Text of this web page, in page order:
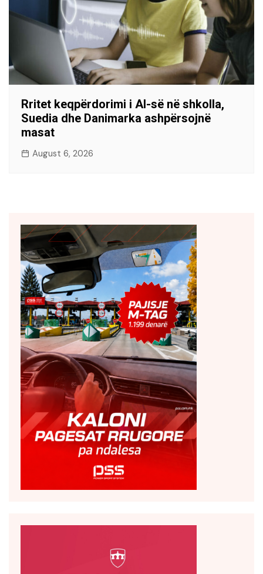
Rritet keqpërdorimi i AI-së në shkolla,
Suedia dhe Danimarka ashpërsojnë
masat
August 6, 2026